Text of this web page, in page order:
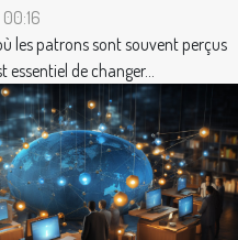
les patrons sont souvent perçus
essentiel de changer...